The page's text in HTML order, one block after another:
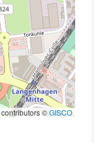
contributors ©GISCO